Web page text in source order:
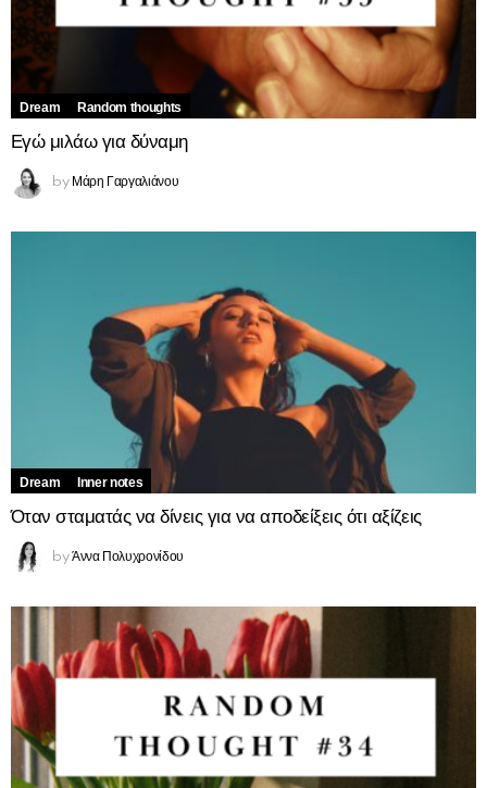
Dream Random thoughts
Εγώ μιλάω για δύναμη
by Μάρη Γαργαλιάνου
Dream Inner notes
Όταν σταματάς να δίνεις για να αποδείξεις ότι αξίζεις
by Άννα Πολυχρονίδου